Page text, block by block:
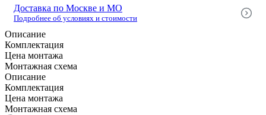
Производитель:Мультпласт
Модельный ряд:
Стандарт
PDF Паспорт
PDF Схема Термит Профи 8.5 PR
Доставка по Москве и МО
Подробнее об условиях и стоимости
Описание
Комплектация
Цена монтажа
Монтажная схема
Описание
Комплектация
Цена монтажа
Монтажная схема